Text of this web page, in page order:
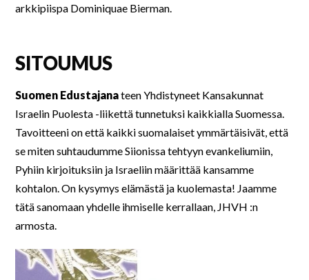
arkkipiispa Dominiquae Bierman.
SITOUMUS
Suomen Edustajanateen Yhdistyneet Kansakunnat
Israelin Puolesta -liikettä tunnetuksi kaikkialla Suomessa.
Tavoitteeni on että kaikki suomalaiset ymmärtäisivät, että
se miten suhtaudumme Siionissa tehtyyn evankeliumiin,
Pyhiin kirjoituksiin ja Israeliin määrittää kansamme
kohtalon. On kysymys elämästä ja kuolemasta! Jaamme
tätä sanomaan yhdelle ihmiselle kerrallaan, JHVH :n
armosta.